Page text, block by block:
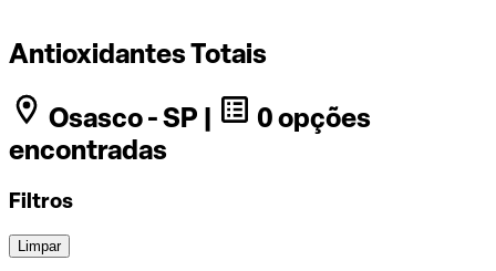
Antioxidantes Totais
Osasco - SP |
0 opções
encontradas
Filtros
Limpar